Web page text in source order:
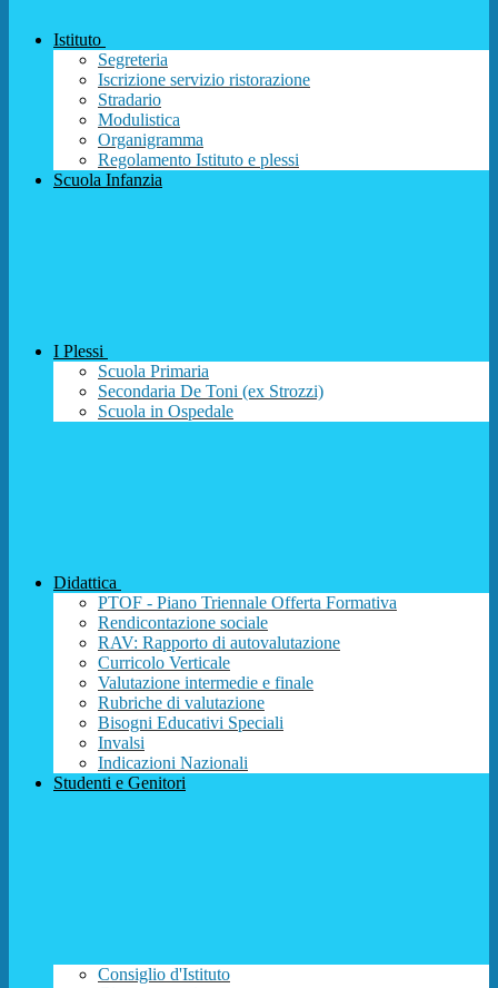
Istituto
Segreteria
Iscrizione servizio ristorazione
Stradario
Modulistica
Organigramma
Regolamento Istituto e plessi
Scuola Infanzia
I Plessi
Scuola Primaria
Secondaria De Toni (ex Strozzi)
Scuola in Ospedale
Didattica
PTOF - Piano Triennale Offerta Formativa
Rendicontazione sociale
RAV: Rapporto di autovalutazione
Curricolo Verticale
Valutazione intermedie e finale
Rubriche di valutazione
Bisogni Educativi Speciali
Invalsi
Indicazioni Nazionali
Studenti e Genitori
Consiglio d'Istituto